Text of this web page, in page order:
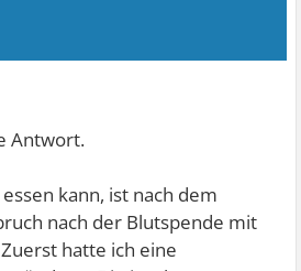
Antwort.
kann, ist nach dem
nach der Blutspende mit
hatte ich eine